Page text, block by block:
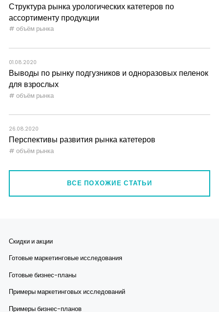
Структура рынка урологических катетеров по
ассортименту продукции
объём рынка
01.08.2020
Выводы по рынку подгузников и одноразовых пеленок
для взрослых
объём рынка
26.08.2020
Перспективы развития рынка катетеров
объём рынка
ВСЕ ПОХОЖИЕ СТАТЬИ
Скидки и акции
Готовые маркетинговые исследования
Готовые бизнес-планы
Примеры маркетинговых исследований
Примеры бизнес-планов